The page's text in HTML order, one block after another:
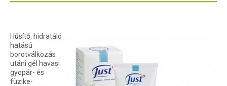
Hűsítő, hidratáló
hatású
borotválkozás
utáni gél havasi
gyopár- és
füzike-